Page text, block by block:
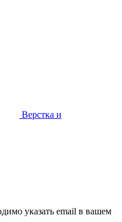
Верстка и
указать email в вашем